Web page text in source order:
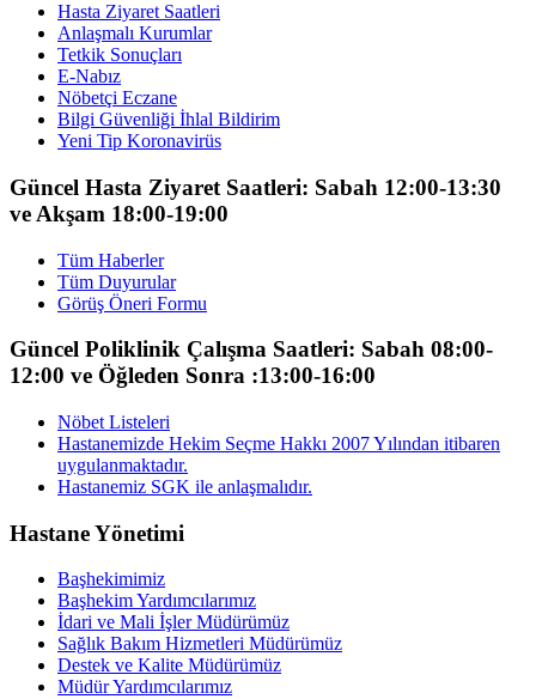
Hasta Ziyaret Saatleri
Anlaşmalı Kurumlar
Tetkik Sonuçları
E-Nabız
Nöbetçi Eczane
Bilgi Güvenliği İhlal Bildirim
Yeni Tip Koronavirüs
Güncel Hasta Ziyaret Saatleri: Sabah 12:00-13:30
ve Akşam 18:00-19:00
Tüm Haberler
Tüm Duyurular
Görüş Öneri Formu
Güncel Poliklinik Çalışma Saatleri: Sabah 08:00-
12:00 ve Öğleden Sonra :13:00-16:00
Nöbet Listeleri
Hastanemizde Hekim Seçme Hakkı 2007 Yılından itibaren
uygulanmaktadır.
Hastanemiz SGK ile anlaşmalıdır.
Hastane Yönetimi
Başhekimimiz
Başhekim Yardımcılarımız
İdari ve Mali İşler Müdürümüz
Sağlık Bakım Hizmetleri Müdürümüz
Destek ve Kalite Müdürümüz
Müdür Yardımcılarımız